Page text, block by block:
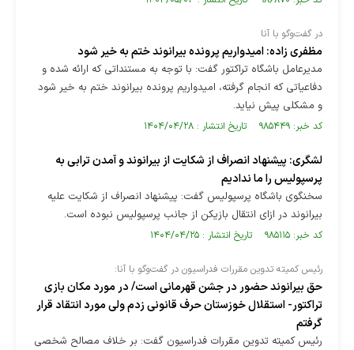
در گفت‌وگو با آنا
مظفری زاده: امیدواریم پرونده بیرانوند ختم به خیر شود
مدیرعامل باشگاه تراکتور گفت: با توجه به مستنداتی که ارائه شده و
دفاعیاتی که انجام گرفته، امیدواریم پرونده بیرانوند ختم به خیر شود
و مشکلی پیش نیاید.
کد خبر: ۹۸۵۴۴۹ تاریخ انتشار : ۱۴۰۴/۰۴/۲۸
لشگری: پیشنهاد انصراف از شکایت از بیرانوند و آمدن ترابی به
پرسپولیس را ما ندادیم
سخنگوی باشگاه پرسپولیس گفت: پیشنهاد انصراف از شکایت علیه
بیرانوند در ازای انتقال بازیکن از جانب پرسپولیس نبوده است.
کد خبر: ۹۸۵۱۱۵ تاریخ انتشار : ۱۴۰۴/۰۴/۲۵
رئیس کمیته تدوین مقررات فدراسیون در گفت‌و‌گو با آنا:
حق بیرانوند حضور در جشن قهرمانی است/ در مورد مکان بازی
تراکتور- استقلال خوزستان حرف قانونی زدم ولی مورد انتقاد قرار
گرفتم
رئیس کمیته تدوین مقررات فدراسیون گفت: بر خلاف مصالح شخصی